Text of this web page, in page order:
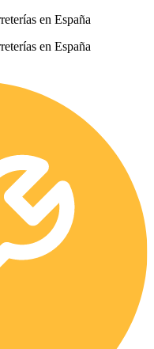
en España
en España